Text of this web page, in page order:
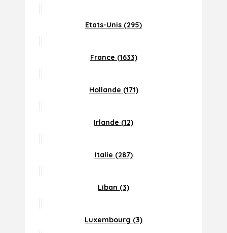
Etats-Unis (295)
France (1633)
Hollande (171)
Irlande (12)
Italie (287)
Liban (3)
Luxembourg (3)